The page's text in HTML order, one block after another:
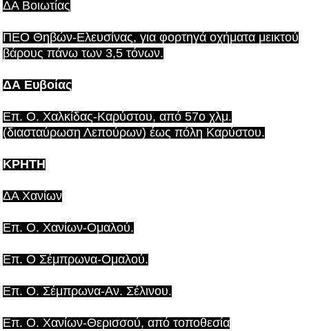
ΔΑ Βοιωτίας
ΠΕΟ Θηβών-Ελευσίνας, για φορτηγά οχήματα μεικτού
βάρους πάνω των 3,5 τόνων.
ΔΑ Ευβοίας
Επ. Ο. Χαλκίδας-Καρύστου, από 57ο χλμ.
(διασταύρωση Λεπούρων) έως πόλη Καρύστου.
ΚΡΗΤΗ
ΔΑ Χανίων
Επ. Ο. Χανίων-Ομαλού.
Επ. Ο Σέμπρωνα-Ομαλού.
Επ. Ο. Σέμπρωνα-Αν. Σέλινου.
Επ. Ο. Χανίων-Θερισσού, από τοποθεσία